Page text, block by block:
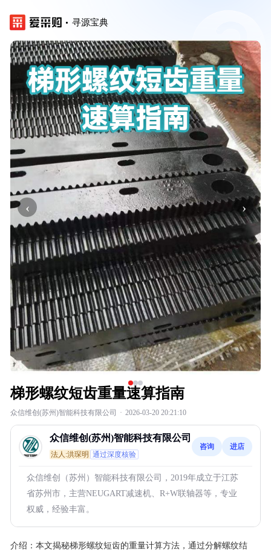
寻源宝典
‹ ›
梯形螺纹短齿重量速算指南
众信维创(苏州)智能科技有限公司 · 2026-03-20 20:21:10
众信维创(苏州)智能科技有限公司
法人:洪琛明 通过深度核验
咨询 进店
众信维创（苏州）智能科技有限公司，2019年成立于江苏
省苏州市，主营NEUGART减速机、R+W联轴器等，专业
权威，经验丰富。
介绍： 本文揭秘梯形螺纹短齿的重量计算方法，通过分解螺纹结